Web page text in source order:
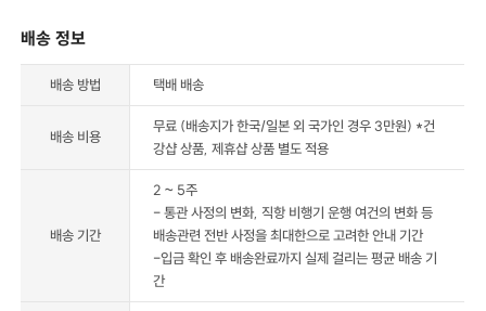
배송 정보
배송 방법 택배 배송
배송 비용
무료 (배송지가 한국/일본 외 국가인 경우 3만원) *건
강샵 상품, 제휴샵 상품 별도 적용
배송 기간
2 ~ 5주
- 통관 사정의 변화, 직항 비행기 운행 여건의 변화 등
배송관련 전반 사정을 최대한으로 고려한 안내 기간
-입금 확인 후 배송완료까지 실제 걸리는 평균 배송 기
간